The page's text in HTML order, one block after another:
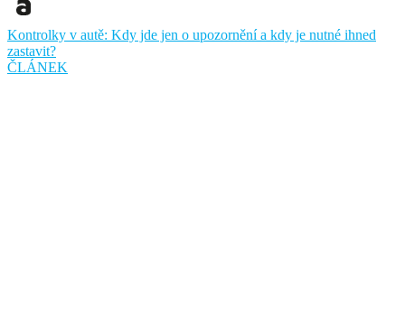
Kontrolky v autě: Kdy jde jen o upozornění a kdy je nutné ihned
zastavit?
ČLÁNEK